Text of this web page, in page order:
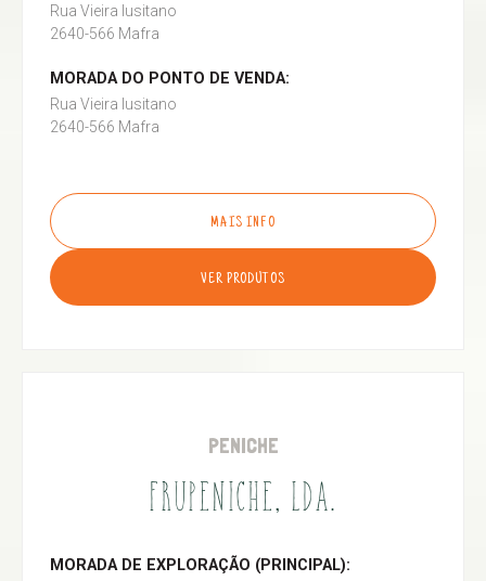
Rua Vieira lusitano
2640-566 Mafra
MORADA DO PONTO DE VENDA:
Rua Vieira lusitano
2640-566 Mafra
MAIS INFO
VER PRODUTOS
PENICHE
FRUPENICHE, LDA.
MORADA DE EXPLORAÇÃO (PRINCIPAL):